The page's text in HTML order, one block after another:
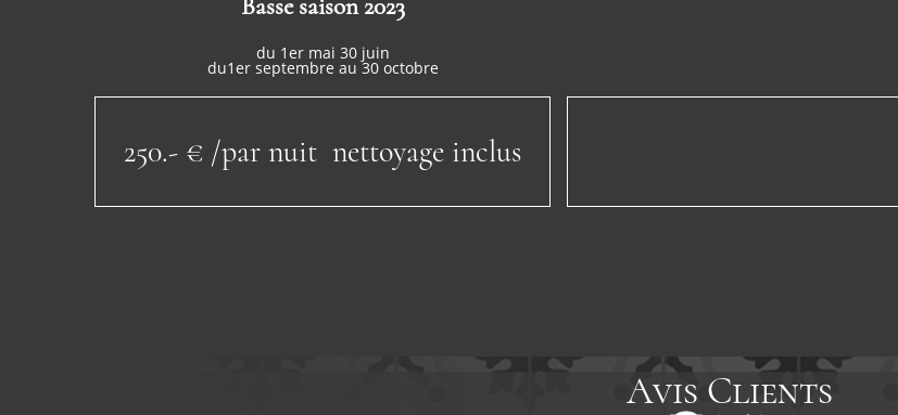
du 1er mai 30 juin
du1er septembre au 30 octobre
250.- € /par nuit nettoyage inclus
Avis Clients